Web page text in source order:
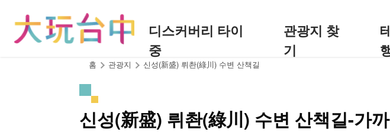
디스커버리 타이
중
관광지 찾
기
홈 관광지 신성(新盛) 뤼촨(綠川) 수변 산책길
신성(新盛) 뤼촨(綠川) 수변 산책길-가